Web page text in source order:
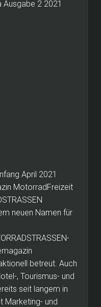
April 2021
MotorradFreizeit
neuen Namen für
betreut. Auch
, Tourismus- und
seit langem in
Marketing- und